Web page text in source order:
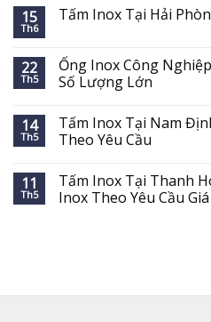
15
Th6
Tấm Inox Tại Hải
22
Th5
Ống Inox Công
Số Lượng Lớn
14
Th5
Tấm Inox Tại Nam
Theo Yêu Cầu
11
Th5
Tấm Inox Tại Thanh
Inox Theo Yêu Cầu